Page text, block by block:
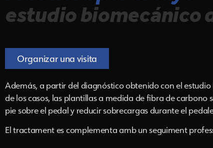
estudio biomecánico
Organizar una visita
Además, a partir del diagnóstico obtenido con el
de los casos, las plantillas a medida de fibra de
pie sobre el pedal y reducir sobrecargas durante el
El tractament es complementa amb un seguiment